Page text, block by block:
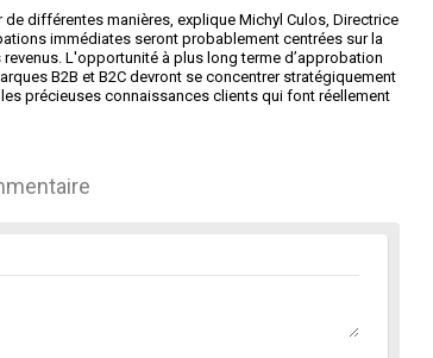
de différentes manières, explique Michyl Culos, Directrice
immédiates seront probablement centrées sur la
L'opportunité à plus long terme d’approbation
B2B et B2C devront se concentrer stratégiquement
précieuses connaissances clients qui font réellement